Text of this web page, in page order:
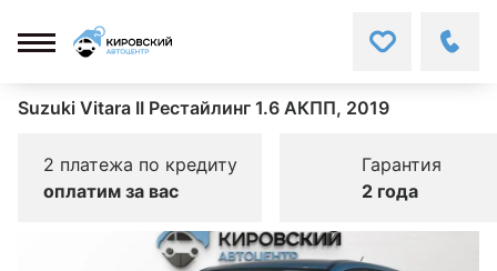
Suzuki Vitara II Рестайлинг 1.6 АКПП, 2019
2 платежа по кредиту
оплатим за вас
Гарантия
2 года